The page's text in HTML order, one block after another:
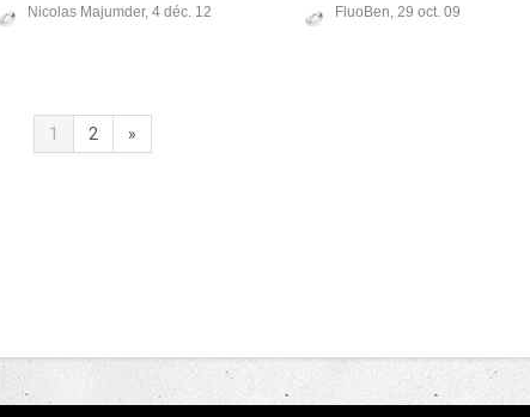
Nicolas Majumder, 4 déc. 12 FluoBen, 29 oct. 09
1 2 »